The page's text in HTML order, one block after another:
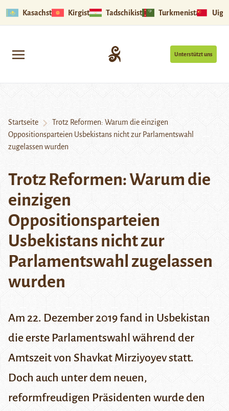
Kasachstan Kirgistan Tadschikistan Turkmenistan
Unterstützt uns
Startseite
Trotz Reformen: Warum die einzigen
Oppositionsparteien Usbekistans nicht zur Parlamentswahl
zugelassen wurden
Trotz Reformen: Warum die
einzigen
Oppositionsparteien
Usbekistans nicht zur
Parlamentswahl zugelassen
wurden
Am 22. Dezember 2019 fand in Usbekistan
die erste Parlamentswahl während der
Amtszeit von Shavkat Mirziyoyev statt.
Doch auch unter dem neuen,
reformfreudigen Präsidenten wurde den